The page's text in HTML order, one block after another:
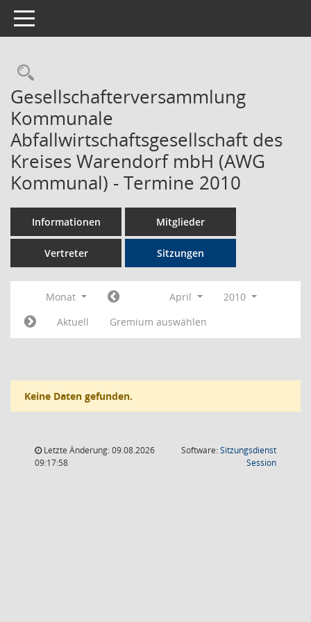
Toggle navigation
Rechercheauswahl
Gesellschafterversammlung
Kommunale
Abfallwirtschaftsgesellschaft des
Kreises Warendorf mbH (AWG
Kommunal) - Termine 2010
Informationen Mitglieder
Vertreter Sitzungen
Monat April
2010
Aktuell
Gremium auswählen
Keine Daten gefunden.
Letzte Änderung: 09.08.2026
09:17:58
Software:Sitzungsdienst
Session(Wird in